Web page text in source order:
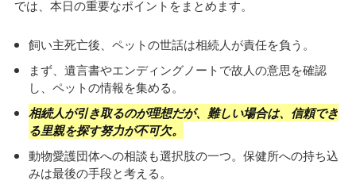
では、本日の重要なポイントをまとめます。
飼い主死亡後、ペットの世話は相続人が責任を負う。
まず、遺言書やエンディングノートで故人の意思を確認
し、ペットの情報を集める。
相続人が引き取るのが理想だが、難しい場合は、信頼でき
る里親を探す努力が不可欠。
動物愛護団体への相談も選択肢の一つ。保健所への持ち込
みは最後の手段と考える。